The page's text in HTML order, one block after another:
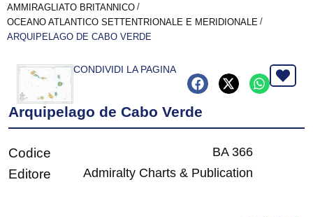
AMMIRAGLIATO BRITANNICO /
OCEANO ATLANTICO SETTENTRIONALE E MERIDIONALE /
ARQUIPELAGO DE CABO VERDE
CONDIVIDI LA PAGINA
Arquipelago de Cabo Verde
Codice BA 366
Editore Admiralty Charts & Publication